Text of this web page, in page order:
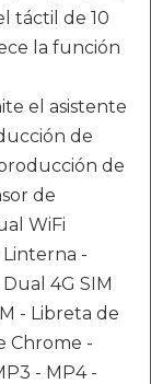
táctil de 10
la función
el asistente
de
de
de
WiFi
Linterna -
4G SIM
- Libreta de
Chrome -
- MP4 -